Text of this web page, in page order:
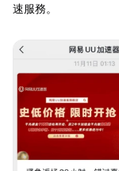
速服務。